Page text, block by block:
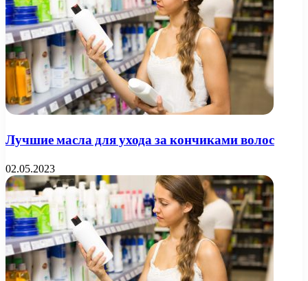
Лучшие масла для ухода за кончиками волос
02.05.2023